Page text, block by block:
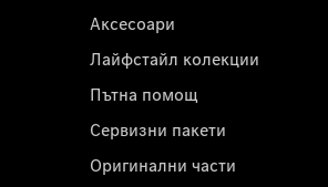
Аксесоари
Лайфстайл колекции
Пътна помощ
Сервизни пакети
Оригинални части